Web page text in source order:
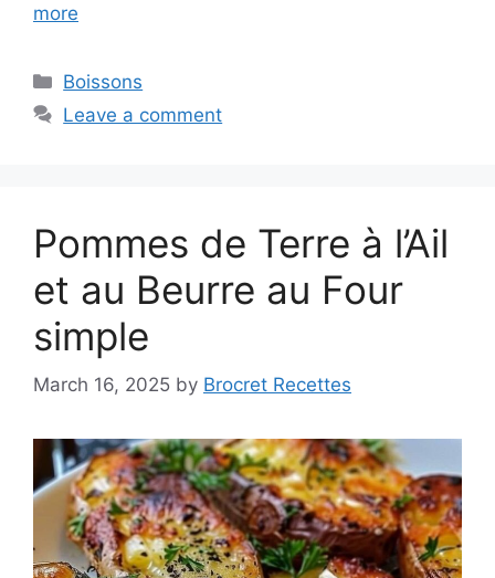
more
Categories
Boissons
Leave a comment
Pommes de Terre à l’Ail
et au Beurre au Four
simple
March 16, 2025 by Brocret Recettes